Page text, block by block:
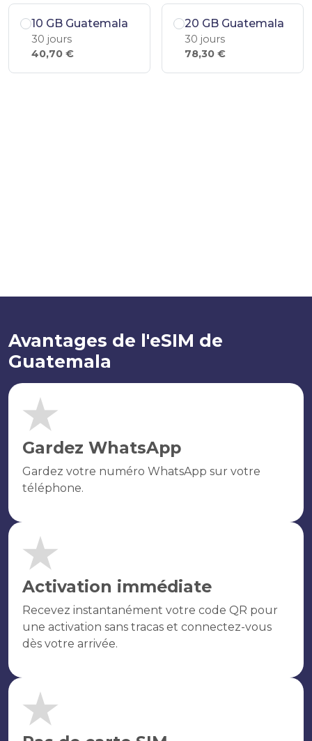
10 GB Guatemala
30 jours
40,70 €
20 GB Guatemala
30 jours
78,30 €
Avantages de l'eSIM de
Guatemala
Gardez WhatsApp
Gardez votre numéro WhatsApp sur votre
téléphone.
Activation immédiate
Recevez instantanément votre code QR pour
une activation sans tracas et connectez-vous
dès votre arrivée.